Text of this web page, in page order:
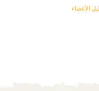
الأعضاء